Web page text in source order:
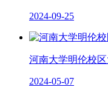
2024-09-25
河南大学明伦校
2024-05-07